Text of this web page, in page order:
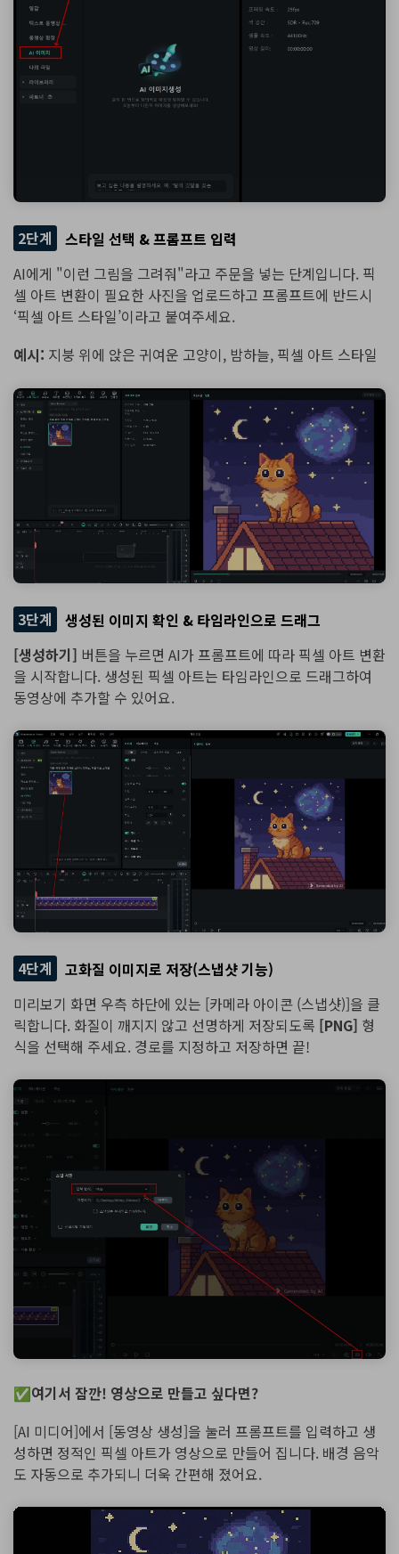
2단계
스타일 선택 & 프롬프트 입력
AI에게 "이런 그림을 그려줘"라고 주문을 넣는 단계입니다. 픽
셀 아트 변환이 필요한 사진을 업로드하고 프롬프트에 반드시
‘픽셀 아트 스타일’이라고 붙여주세요.
예시: 지붕 위에 앉은 귀여운 고양이, 밤하늘, 픽셀 아트 스타일
3단계
생성된 이미지 확인 & 타임라인으로 드래그
[생성하기] 버튼을 누르면 AI가 프롬프트에 따라 픽셀 아트 변환
을 시작합니다. 생성된 픽셀 아트는 타임라인으로 드래그하여
동영상에 추가할 수 있어요.
4단계
고화질 이미지로 저장(스냅샷 기능)
미리보기 화면 우측 하단에 있는 [카메라 아이콘 (스냅샷)]을 클
릭합니다. 화질이 깨지지 않고 선명하게 저장되도록 [PNG] 형
식을 선택해 주세요. 경로를 지정하고 저장하면 끝!
✅여기서 잠깐! 영상으로 만들고 싶다면?
[AI 미디어]에서 [동영상 생성]을 눌러 프롬프트를 입력하고 생
성하면 정적인 픽셀 아트가 영상으로 만들어 집니다. 배경 음악
도 자동으로 추가되니 더욱 간편해 졌어요.